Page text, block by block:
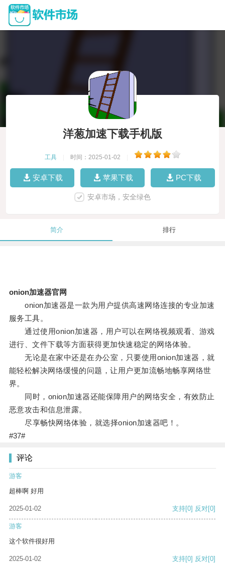
洋葱加速下载手机版
工具 时间：2025-01-02
安卓下载 苹果下载 PC下载
安卓市场，安全绿色
简介 排行
onion加速器官网
onion加速器是一款为用户提供高速网络连接的专业加速
服务工具。
通过使用onion加速器，用户可以在网络视频观看、游戏
进行、文件下载等方面获得更加快速稳定的网络体验。
无论是在家中还是在办公室，只要使用onion加速器，就
能轻松解决网络缓慢的问题，让用户更加流畅地畅享网络世
界。
同时，onion加速器还能保障用户的网络安全，有效防止
恶意攻击和信息泄露。
尽享畅快网络体验，就选择onion加速器吧！。
#37#
评论
游客
超棒啊 好用
2025-01-02 支持[0] 反对[0]
游客
这个软件很好用
2025-01-02 支持[0] 反对[0]